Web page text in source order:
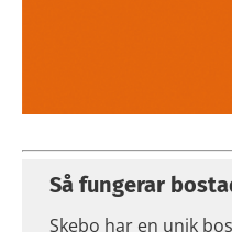
Så fungerar
Skebo har en unik